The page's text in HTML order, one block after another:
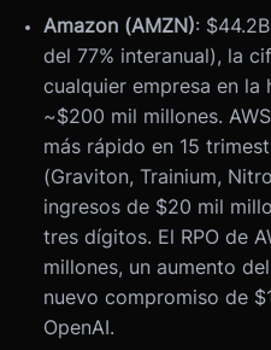
Amazon (AMZN):
del 77% interanual), la
cualquier empresa en la
~$200 mil millones.
más rápido en 15
(Graviton, Trainium,
ingresos de $20 mil
tres dígitos. El RPO de
millones, un aumento
nuevo compromiso de
OpenAI.